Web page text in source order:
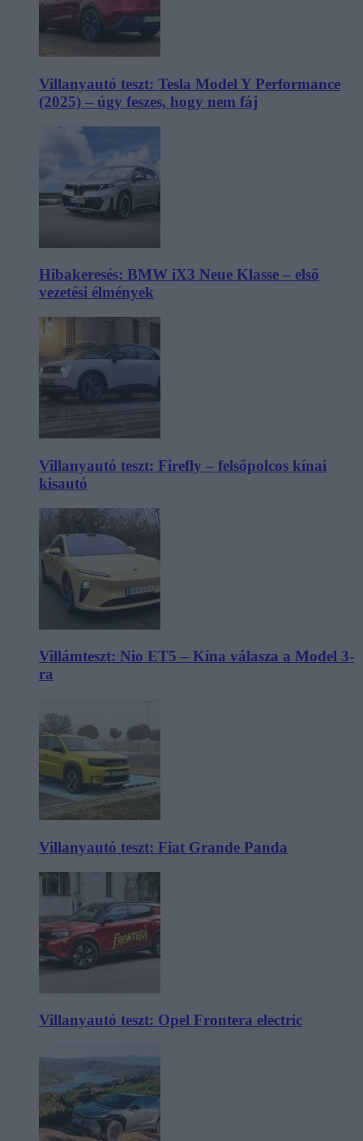
Villanyautó teszt: Tesla Model Y Performance
(2025) – úgy feszes, hogy nem fáj
Hibakeresés: BMW iX3 Neue Klasse – első
vezetési élmények
Villanyautó teszt: Firefly – felsőpolcos kínai
kisautó
Villámteszt: Nio ET5 – Kína válasza a Model 3-
ra
Villanyautó teszt: Fiat Grande Panda
Villanyautó teszt: Opel Frontera electric